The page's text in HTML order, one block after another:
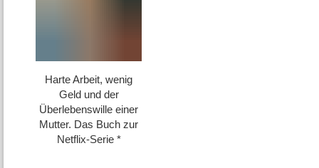
Harte Arbeit, wenig
Geld und der
Überlebenswille einer
Mutter. Das Buch zur
Netflix-Serie